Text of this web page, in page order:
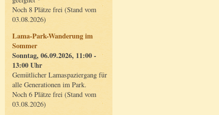
Noch 8 Plätze frei (Stand vom
03.08.2026)
Lama-Park-Wanderung im
Sommer
Sonntag, 06.09.2026, 11:00 -
13:00 Uhr
Gemütlicher Lamaspaziergang für
alle Generationen im Park.
Noch 6 Plätze frei (Stand vom
03.08.2026)